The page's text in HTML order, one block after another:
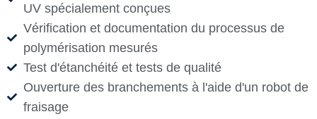
UV spécialement conçues
Vérification et documentation du processus de
polymérisation mesurés
Test d'étanchéité et tests de qualité
Ouverture des branchements à l'aide d'un robot de
fraisage